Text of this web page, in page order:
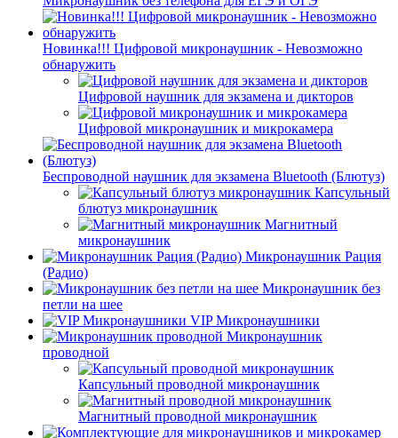
Новинка!!! Цифровой микронаушник - Невозможно
обнаружить
Цифровой наушник для экзамена и дикторов
Цифровой микронаушник и микрокамера
Беспроводной наушник для экзамена Bluetooth (Блютуз)
Капсульный
блютуз микронаушник
Магнитный
микронаушник
Микронаушник Рация
(Радио)
Микронаушник без
петли на шее
VIP Микронаушники
Микронаушник
проводной
Капсульный проводной микронаушник
Магнитный проводной микронаушник